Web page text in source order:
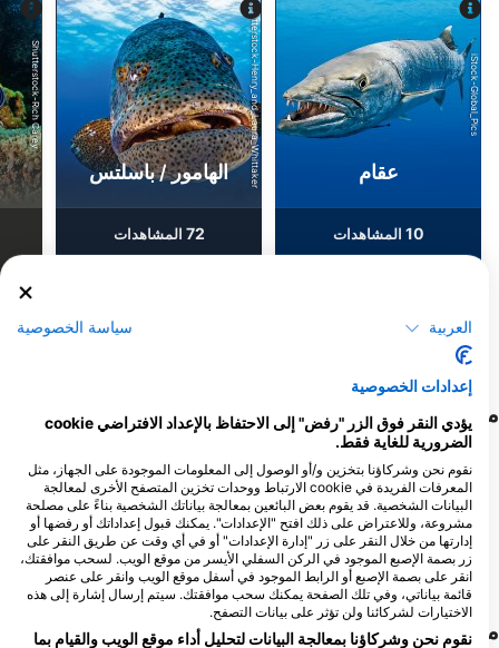
iStock-Global_Pics
عقام
10 المشاهدات
J
F
M
A
Shutterstock-Henry_and_Laura_Whittaker الهامور / باسلتس
72 المشاهدات
S
O
N
D
Shutterstock-Rich Carey
J
مراكز الغوص التي تلبي موقع الغوص هذا
TANK’D PRO DIVE CENTER
UTILA, Tim Hammar
Main Street - Utila, Bay Islands,
Utila - Bay Islands, OH - هندوراس
Captain Morgan’s Dive
School Utila
SANDY BAY, 34201 UTILA - Bay
Islands, هندوراس
مواقع الغوص القريبة
العربية سياسة الخصوصية
إعدادات الخصوصية
يؤدي النقر فوق الزر "رفض" إلى الاحتفاظ بالإعداد الافتراضي cookie
الضرورية للغاية فقط.
نقوم نحن وشركاؤنا بتخزين و/أو الوصول إلى المعلومات الموجودة على الجهاز، مثل
المعرفات الفريدة في cookie الارتباط ووحدات تخزين المتصفح الأخرى لمعالجة
البيانات الشخصية. قد يقوم بعض البائعين بمعالجة بياناتك الشخصية بناءً على مصلحة
مشروعة، وللاعتراض على ذلك افتح "الإعدادات". يمكنك قبول إعداداتك أو رفضها أو
إدارتها من خلال النقر على زر "إدارة الإعدادات" أو في أي وقت عن طريق النقر على
زر بصمة الإصبع الموجود في الركن السفلي الأيسر من موقع الويب. لسحب موافقتك،
انقر على بصمة الإصبع أو الرابط الموجود في أسفل موقع الويب وانقر على عنصر
قائمة بياناتي، وفي تلك الصفحة يمكنك سحب موافقتك. سيتم إرسال إشارة إلى هذه
الاختيارات لشركائنا ولن تؤثر على بيانات التصفح.
نقوم نحن وشركاؤنا بمعالجة البيانات لتحليل أداء موقع الويب والقيام بما